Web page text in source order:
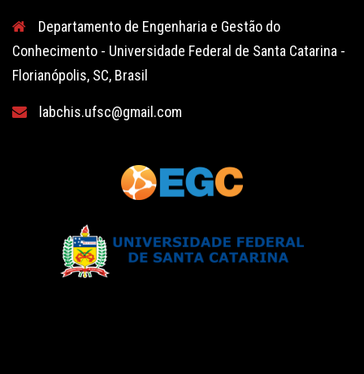
Departamento de Engenharia e Gestão do
Conhecimento - Universidade Federal de Santa Catarina -
Florianópolis, SC, Brasil
labchis.ufsc@gmail.com